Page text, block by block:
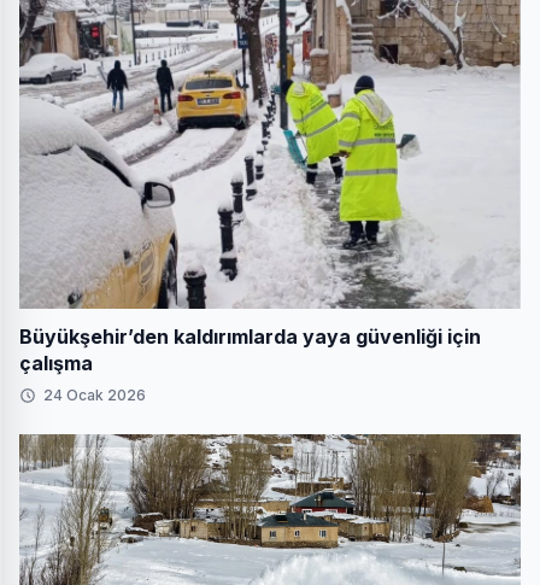
Büyükşehir’den kaldırımlarda yaya güvenliği için
çalışma
24 Ocak 2026